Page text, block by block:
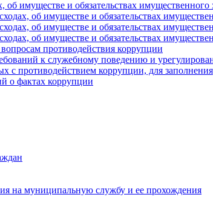
об имуществе и обязательствах имущественного
об имуществе и обязательствах
об имуществе и обязательствах
об имуществе и обязательствах
противодействия коррупции
к служебному поведению и
с противодействием коррупции, для заполнения
о фактах коррупции
на муниципальную службу и ее прохождения